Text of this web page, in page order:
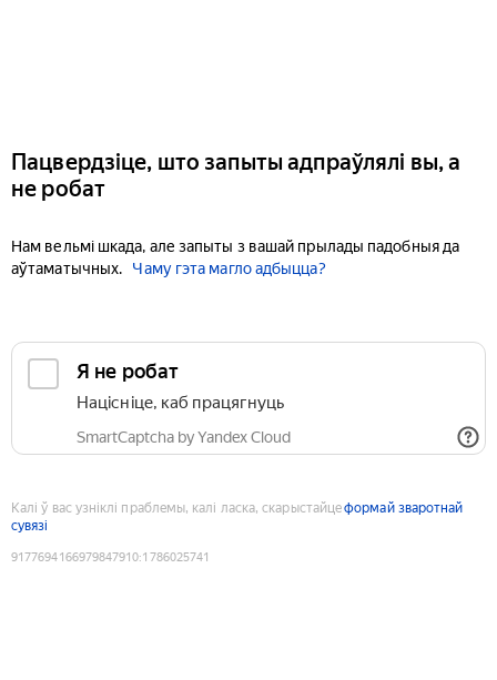
Пацвердзіце, што запыты адпраўлялі вы, а
не робат
Нам вельмі шкада, але запыты з вашай прылады падобныя да
аўтаматычных.
Чаму гэта магло адбыцца?
Я не робат
Націсніце, каб працягнуць
SmartCaptcha by Yandex Cloud
Калі ў вас узніклі праблемы, калі ласка, скарыстайцеформай зваротнай
сувязі
9177694166979847910:1786025741